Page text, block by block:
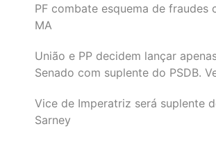
PF combate esquema de fraudes
MA
União e PP decidem lançar
Senado com suplente do PSDB.
Vice de Imperatriz será suplente
Sarney